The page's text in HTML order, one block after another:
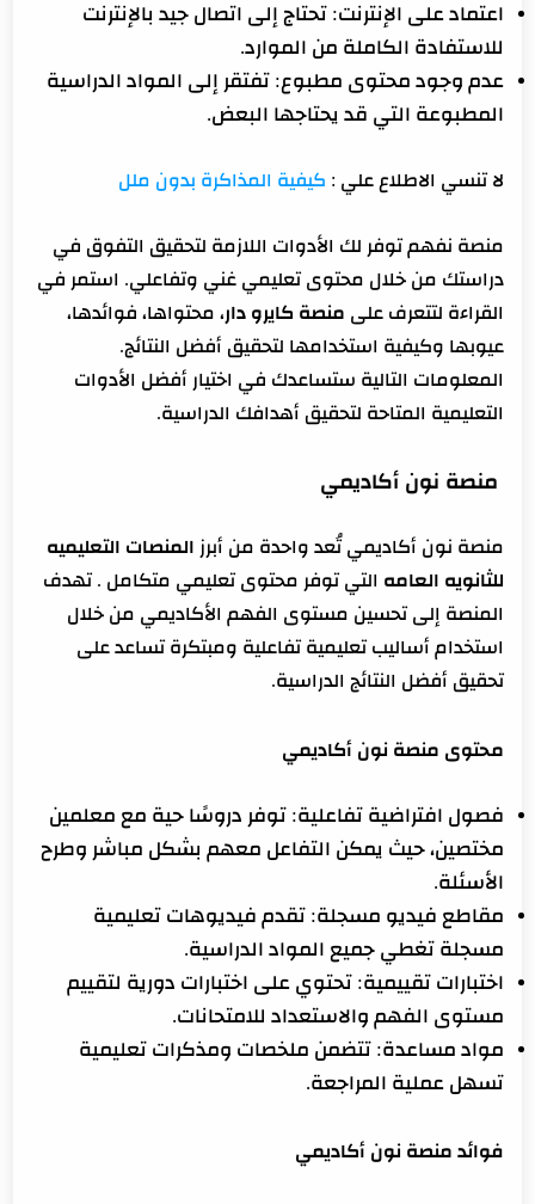
اعتماد على الإنترنت: تحتاج إلى اتصال جيد بالإنترنت
للاستفادة الكاملة من الموارد.
عدم وجود محتوى مطبوع: تفتقر إلى المواد الدراسية
المطبوعة التي قد يحتاجها البعض.
لا تنسي الاطلاع علي : كيفية المذاكرة بدون ملل
منصة نفهم توفر لك الأدوات اللازمة لتحقيق التفوق في
دراستك من خلال محتوى تعليمي غني وتفاعلي. استمر في
القراءة لتتعرف على منصة كايرو دار، محتواها، فوائدها،
عيوبها وكيفية استخدامها لتحقيق أفضل النتائج.
المعلومات التالية ستساعدك في اختيار أفضل الأدوات
التعليمية المتاحة لتحقيق أهدافك الدراسية.
منصة نون أكاديمي
منصة نون أكاديمي تُعد واحدة من أبرز المنصات التعليميه
للثانويه العامه التي توفر محتوى تعليمي متكامل . تهدف
المنصة إلى تحسين مستوى الفهم الأكاديمي من خلال
استخدام أساليب تعليمية تفاعلية ومبتكرة تساعد على
تحقيق أفضل النتائج الدراسية.
محتوى منصة نون أكاديمي
فصول افتراضية تفاعلية: توفر دروسًا حية مع معلمين
مختصين، حيث يمكن التفاعل معهم بشكل مباشر وطرح
الأسئلة.
مقاطع فيديو مسجلة: تقدم فيديوهات تعليمية
مسجلة تغطي جميع المواد الدراسية.
اختبارات تقييمية: تحتوي على اختبارات دورية لتقييم
مستوى الفهم والاستعداد للامتحانات.
مواد مساعدة: تتضمن ملخصات ومذكرات تعليمية
تسهل عملية المراجعة.
فوائد منصة نون أكاديمي